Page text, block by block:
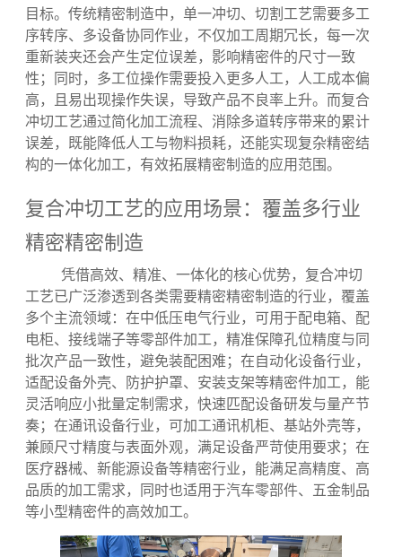
复合冲切工艺的核心作用：破解传统精
密制造痛点
复合冲切工艺的核心作用，是精准破解传统精密
制造的痛点，帮助企业实现“提质、增效、降本”的三重
目标。传统精密制造中，单一冲切、切割工艺需要多工
序转序、多设备协同作业，不仅加工周期冗长，每一次
重新装夹还会产生定位误差，影响精密件的尺寸一致
性；同时，多工位操作需要投入更多人工，人工成本偏
高，且易出现操作失误，导致产品不良率上升。而复合
冲切工艺通过简化加工流程、消除多道转序带来的累计
误差，既能降低人工与物料损耗，还能实现复杂精密结
构的一体化加工，有效拓展精密制造的应用范围。
复合冲切工艺的应用场景：覆盖多行业
精密精密制造
凭借高效、精准、一体化的核心优势，复合冲切
工艺已广泛渗透到各类需要精密精密制造的行业，覆盖
多个主流领域：在中低压电气行业，可用于配电箱、配
电柜、接线端子等零部件加工，精准保障孔位精度与同
批次产品一致性，避免装配困难；在自动化设备行业，
适配设备外壳、防护护罩、安装支架等精密件加工，能